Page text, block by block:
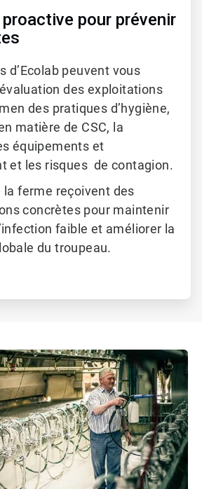
pour prévenir
d’Ecolab peuvent vous
des exploitations
des pratiques d’hygiène,
matière de CSC, la
équipements et
et les risques de contagion.
la ferme reçoivent des
concrètes pour maintenir
faible et améliorer la
du troupeau.